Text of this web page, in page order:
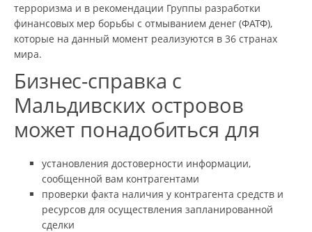
терроризма и в рекомендации Группы разработки
финансовых мер борьбы с отмыванием денег (ФАТФ),
которые на данный момент реализуются в 36 странах
мира.
Бизнес-справка с
Мальдивских островов
может понадобиться для
установления достоверности информации,
сообщенной вам контрагентами
проверки факта наличия у контрагента средств и
ресурсов для осуществления запланированной
сделки